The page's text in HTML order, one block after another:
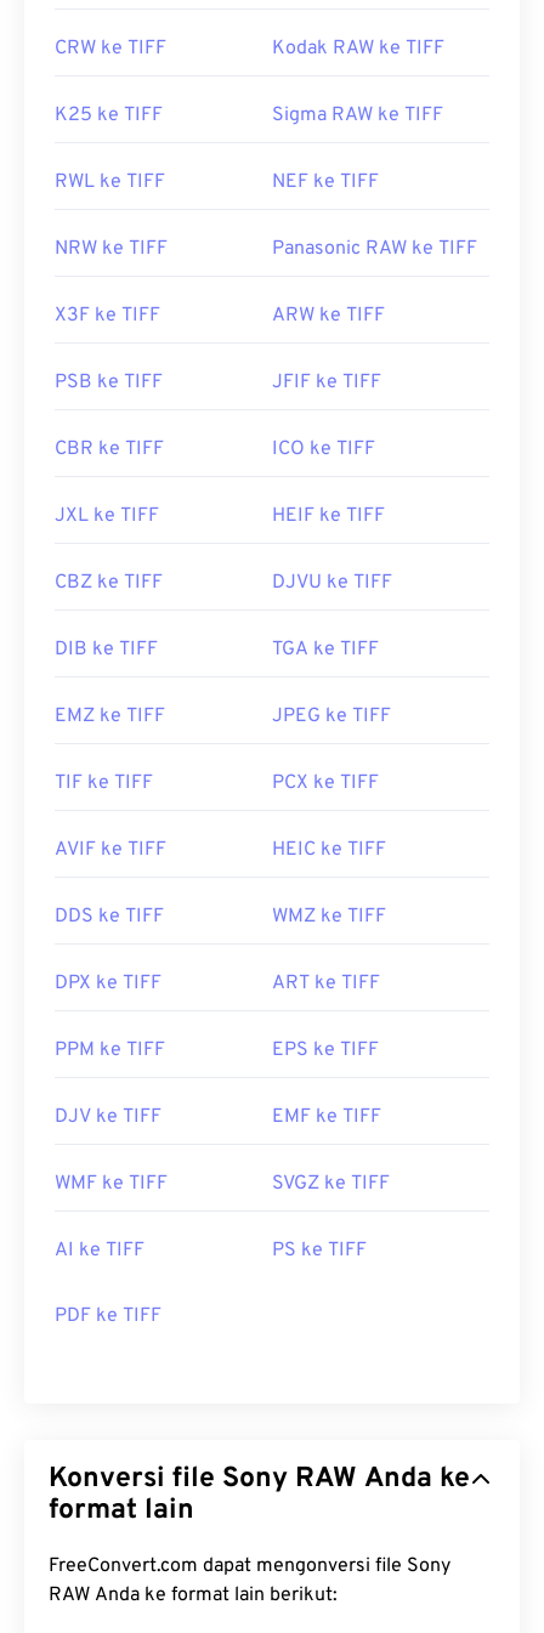
CRW ke TIFF Kodak RAW ke TIFF
K25 ke TIFF Sigma RAW ke TIFF
RWL ke TIFF NEF ke TIFF
NRW ke TIFF Panasonic RAW ke TIFF
X3F ke TIFF ARW ke TIFF
PSB ke TIFF JFIF ke TIFF
CBR ke TIFF ICO ke TIFF
JXL ke TIFF HEIF ke TIFF
CBZ ke TIFF DJVU ke TIFF
DIB ke TIFF TGA ke TIFF
EMZ ke TIFF JPEG ke TIFF
TIF ke TIFF PCX ke TIFF
AVIF ke TIFF HEIC ke TIFF
DDS ke TIFF WMZ ke TIFF
DPX ke TIFF ART ke TIFF
PPM ke TIFF EPS ke TIFF
DJV ke TIFF EMF ke TIFF
WMF ke TIFF SVGZ ke TIFF
AI ke TIFF PS ke TIFF
PDF ke TIFF
Konversi file Sony RAW Anda ke
format lain
FreeConvert.com dapat mengonversi file Sony
RAW Anda ke format lain berikut: